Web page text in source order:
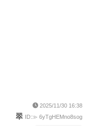
2025/11/30 16:38
翠 ID:≫ 6yTgHEMno8sog